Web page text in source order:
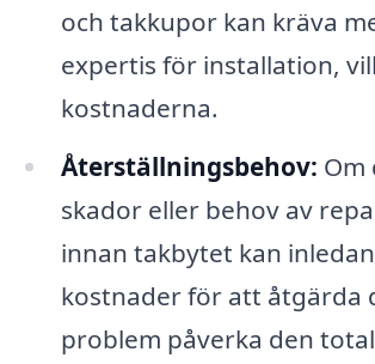
och takkupor kan kräva
expertis för installation,
kostnaderna.
Återställningsbehov: Om
skador eller behov av
innan takbytet kan
kostnader för att åtgärda
problem påverka den